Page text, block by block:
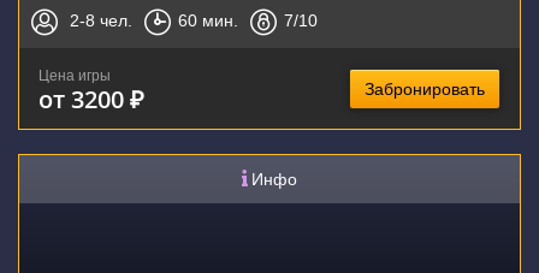
2-8 чел. 60 мин. 7/10
Цена игры
от 3200 ₽ Забронировать
Инфо